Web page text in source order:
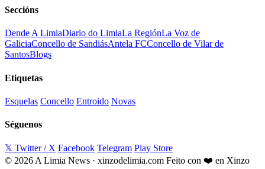
Seccións
Dende A LimiaDiario do LimiaLa RegiónLa Voz de
GaliciaConcello de SandiásAntela FCConcello de Vilar de
SantosBlogs
Etiquetas
Esquelas Concello Entroido Novas
Séguenos
𝕏 Twitter / X Facebook Telegram Play Store
© 2026 A Limia News · xinzodelimia.com Feito con ❤️ en Xinzo